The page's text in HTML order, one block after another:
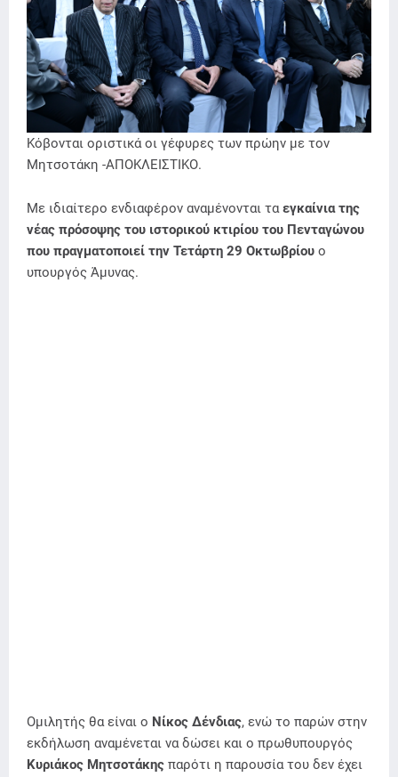
Κόβονται οριστικά οι γέφυρες των πρώην με τον
Μητσοτάκη -ΑΠΟΚΛΕΙΣΤΙΚΟ.
Με ιδιαίτερο ενδιαφέρον αναμένονται ταεγκαίνια της
νέας πρόσοψης του ιστορικού κτιρίου του Πενταγώνου
που πραγματοποιεί την Τετάρτη 29 Οκτωβρίου ο
υπουργός Άμυνας.
Ομιλητής θα είναι ο Νίκος Δένδιας, ενώ το παρών στην
εκδήλωση αναμένεται να δώσει και ο πρωθυπουργός
Κυριάκος Μητσοτάκης παρότι η παρουσία του δεν έχει